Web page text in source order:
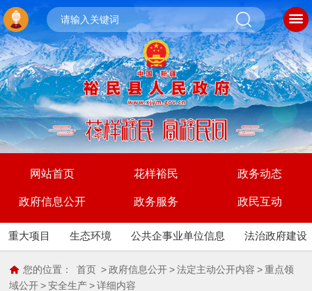
网站首页 花样裕民 政务动态
政府信息公开 政务服务 政民互动
重大项目 生态环境 公共企事业单位信息 法治政府建设
您的位置： 首页 > 政府信息公开 > 法定主动公开内容 > 重点领
域公开 > 安全生产 > 详细内容